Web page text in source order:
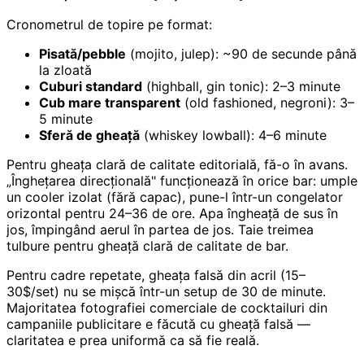
Cronometrul de topire pe format:
Pisată/pebble (mojito, julep): ~90 de secunde până
la zloată
Cuburi standard (highball, gin tonic): 2–3 minute
Cub mare transparent (old fashioned, negroni): 3–
5 minute
Sferă de gheață (whiskey lowball): 4–6 minute
Pentru gheața clară de calitate editorială, fă-o în avans.
„Înghețarea direcțională" funcționează în orice bar: umple
un cooler izolat (fără capac), pune-l într-un congelator
orizontal pentru 24–36 de ore. Apa îngheață de sus în
jos, împingând aerul în partea de jos. Taie treimea
tulbure pentru gheață clară de calitate de bar.
Pentru cadre repetate, gheața falsă din acril (15–
30$/set) nu se mișcă într-un setup de 30 de minute.
Majoritatea fotografiei comerciale de cocktailuri din
campaniile publicitare e făcută cu gheață falsă —
claritatea e prea uniformă ca să fie reală.